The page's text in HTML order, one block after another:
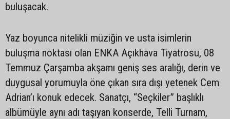
buluşacak.
Yaz boyunca nitelikli müziğin ve usta isimlerin
buluşma noktası olan ENKA Açıkhava Tiyatrosu, 08
Temmuz Çarşamba akşamı geniş ses aralığı, derin ve
duygusal yorumuyla öne çıkan sıra dışı yetenek Cem
Adrian’ı konuk edecek. Sanatçı, “Seçkiler” başlıklı
albümüyle aynı adı taşıyan konserde, Telli Turnam,